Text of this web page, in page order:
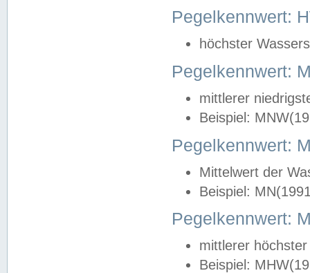
Pegelkennwert:
höchster
Pegelkennwert:
mittlerer
Beispiel:
Pegelkennwert:
Mittelwert der
Beispiel:
Pegelkennwert:
mittlerer
Beispiel: